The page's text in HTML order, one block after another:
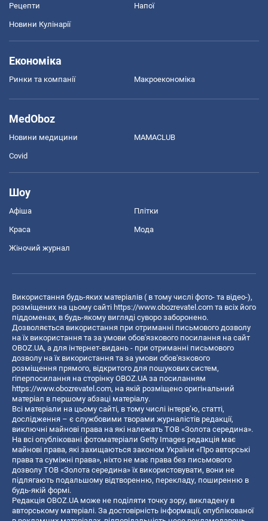
Рецепти Напої
Новини Кулінарії
Економіка
Ринки та компанії Макроекономіка
MedOboz
Новини медицини MAMACLUB
Covid
Шоу
Афіша Плітки
Краса Мода
Жіночий журнал
Використання будь-яких матеріалів ( в тому числі фото- та відео-),
розміщених на цьому сайті https://www.obozrevatel.com та всіх його
піддоменах, в будь-якому вигляді суворо заборонено.
Дозволяється використання при отриманні письмового дозволу
на їх використання та за умови обов'язкового посилання на сайт
OBOZ.UA, а для інтернет-видань - при отриманні письмового
дозволу на їх використання та за умови обов'язкового
розміщення прямого, відкритого для пошукових систем,
гіперпосилання на сторінку OBOZ.UA за посиланням
https://www.obozrevatel.com, на якій розміщено оригінальний
матеріал в першому абзаці матеріалу.
Всі матеріали на цьому сайті, в тому числі інтерв’ю, статті,
дослідження – є службовими творами журналістів редакції,
виключні майнові права на які належать ТОВ «Золота середина».
На всі опубліковані фотоматеріали Getty Images редакція має
майнові права, які захищаються законом України «Про авторські
права та суміжні права», ніхто не має права без письмового
дозволу ТОВ «Золота середина» їх використовувати, вони не
підлягають подальшому відтворенню, перекладу, поширенню в
будь-якій формі.
Редакція OBOZ.UA може не поділяти точку зору, викладену в
авторському матеріалі. За достовірність інформації, опублікованої